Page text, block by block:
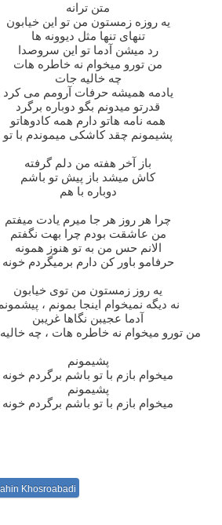
متن ترانه
یه روزه زمستون من تو این خیابون
تنهای تنها مثل دیوونه ها
رد میشن آدما تو این سروصدا
من تورو میخوام نه خاطره هات
چه خالیه جات
یادمه همیشه حرفات آرومم می کرد
قدرتو میدونم بگو دوباره برگرد
همه نامه هاتو دارم همه کادوهاتو
پشیمونم چقد کاشکی میموندم با تو
باز آخر هفته من دلم گرفته
کاش میشد باز پیش تو باشم
دوباره با هم
چرا هر روز هر جا میرم یادت میفتم
من عاشقت بودم چرا بهت نگفتم
الانم حس من به تو هنوز همونه
حرفامو باور کن دارم برمیگردم خونه
یه روز زمستون من توی خیابون
نه دیگه نمیخوام اینجا بمونم ،
آدما عجیبن نگاها غریبن
من تورو میخوام نه خاطره هات ، چه
پشیمونم
میخوام بازم با تو باشم برگردم خونه
پشیمونم
میخوام بازم با تو باشم برگردم خونه
Khosroabadi